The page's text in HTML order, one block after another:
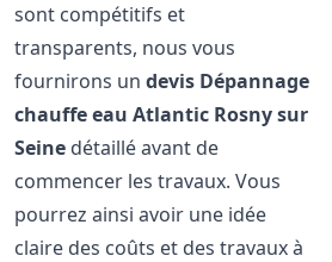
sont compétitifs et
transparents, nous vous
fournirons undevis Dépannage
chauffe eau Atlantic Rosny sur
Seine détaillé avant de
commencer les travaux. Vous
pourrez ainsi avoir une idée
claire des coûts et des travaux à